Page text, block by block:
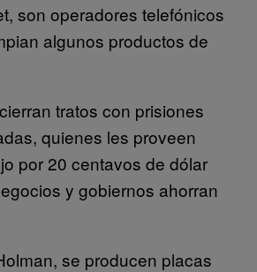
son operadores telefónicos
algunos productos de
tratos con prisiones
quienes les proveen
por 20 centavos de dólar
y gobiernos ahorran
se producen placas